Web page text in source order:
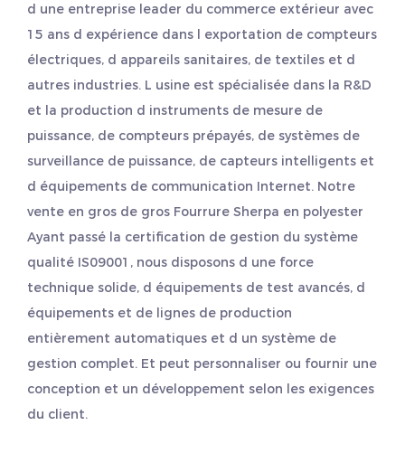
d une entreprise leader du commerce extérieur avec
15 ans d expérience dans l exportation de compteurs
électriques, d appareils sanitaires, de textiles et d
autres industries. L usine est spécialisée dans la R&D
et la production d instruments de mesure de
puissance, de compteurs prépayés, de systèmes de
surveillance de puissance, de capteurs intelligents et
d équipements de communication Internet. Notre
vente en gros de gros Fourrure Sherpa en polyester
Ayant passé la certification de gestion du système
qualité IS09001, nous disposons d une force
technique solide, d équipements de test avancés, d
équipements et de lignes de production
entièrement automatiques et d un système de
gestion complet. Et peut personnaliser ou fournir une
conception et un développement selon les exigences
du client.